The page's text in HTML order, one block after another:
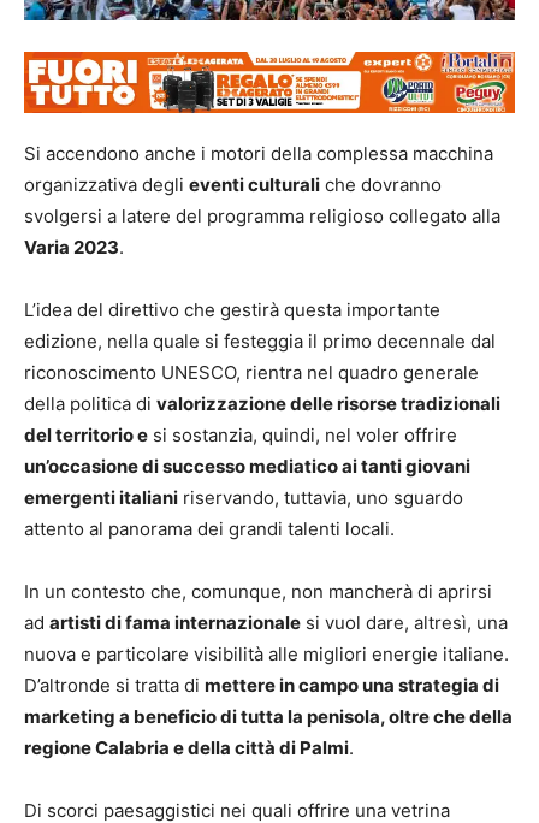
Si accendono anche i motori della complessa macchina
organizzativa degli eventi culturali che dovranno
svolgersi a latere del programma religioso collegato alla
Varia 2023.
L’idea del direttivo che gestirà questa importante
edizione, nella quale si festeggia il primo decennale dal
riconoscimento UNESCO, rientra nel quadro generale
della politica di valorizzazione delle risorse tradizionali
del territorio e si sostanzia, quindi, nel voler offrire
un’occasione di successo mediatico ai tanti giovani
emergenti italiani riservando, tuttavia, uno sguardo
attento al panorama dei grandi talenti locali.
In un contesto che, comunque, non mancherà di aprirsi
ad artisti di fama internazionale si vuol dare, altresì, una
nuova e particolare visibilità alle migliori energie italiane.
D’altronde si tratta di mettere in campo una strategia di
marketing a beneficio di tutta la penisola, oltre che della
regione Calabria e della città di Palmi.
Di scorci paesaggistici nei quali offrire una vetrina